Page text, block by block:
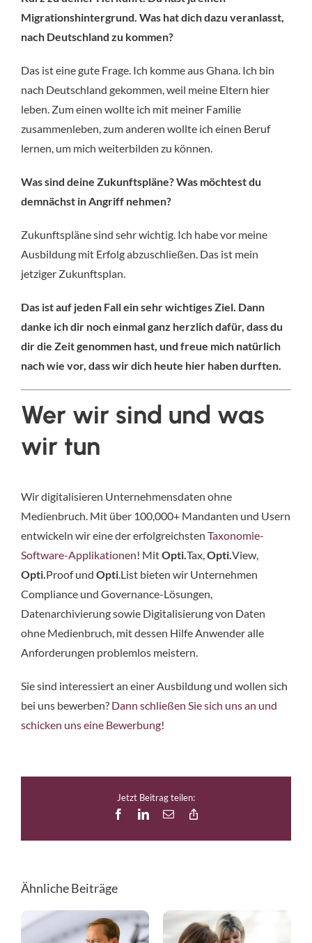
Migrationshintergrund. Was hat dich dazu veranlasst,
nach Deutschland zu kommen?
Das ist eine gute Frage. Ich komme aus Ghana. Ich bin
nach Deutschland gekommen, weil meine Eltern hier
leben. Zum einen wollte ich mit meiner Familie
zusammenleben, zum anderen wollte ich einen Beruf
lernen, um mich weiterbilden zu können.
Was sind deine Zukunftspläne? Was möchtest du
demnächst in Angriff nehmen?
Zukunftspläne sind sehr wichtig. Ich habe vor meine
Ausbildung mit Erfolg abzuschließen. Das ist mein
jetziger Zukunftsplan.
Das ist auf jeden Fall ein sehr wichtiges Ziel. Dann
danke ich dir noch einmal ganz herzlich dafür, dass du
dir die Zeit genommen hast, und freue mich natürlich
nach wie vor, dass wir dich heute hier haben durften.
Wer wir sind und was
wir tun
Wir digitalisieren Unternehmensdaten ohne
Medienbruch. Mit über 100,000+ Mandanten und Usern
entwickeln wir eine der erfolgreichsten Taxonomie-
Software-Applikationen! MitOpti.Tax,Opti.View,
Opti.Proof und Opti.List bieten wir Unternehmen
Compliance und Governance-Lösungen,
Datenarchivierung sowie Digitalisierung von Daten
ohne Medienbruch, mit dessen Hilfe Anwender alle
Anforderungen problemlos meistern.
Sie sind interessiert an einer Ausbildung und wollen sich
bei uns bewerben? Dann schließen Sie sich uns an und
schicken uns eine Bewerbung!
Jetzt Beitrag teilen:
FacebookLinkedIn
E-
Ähnliche Beiträge